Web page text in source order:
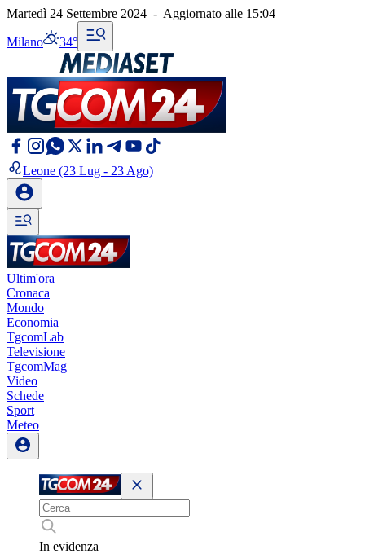
Martedì 24 Settembre 2024 - Aggiornato alle 15:04
Milano 34°
Leone (23 Lug - 23 Ago)
Ultim'ora
Cronaca
Mondo
Economia
TgcomLab
Televisione
TgcomMag
Video
Schede
Sport
Meteo
In evidenza